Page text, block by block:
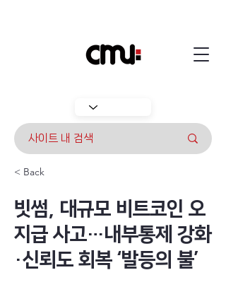
< Back
빗썸, 대규모 비트코인 오
지급 사고…내부통제 강화
·신뢰도 회복 ‘발등의 불’